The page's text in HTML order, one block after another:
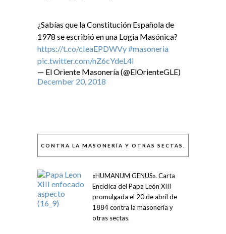
¿Sabías que la Constitución Española de
1978 se escribió en una Logia Masónica?
https://t.co/cIeaEPDWVy#masoneria
pic.twitter.com/nZ6cYdeL4I
— El Oriente Masonería (@ElOrienteGLE)
December 20, 2018
CONTRA LA MASONERÍA Y OTRAS SECTAS.
«HUMANUM GENUS». Carta
Encíclica del Papa León XIII
promulgada el 20 de abril de
1884 contra la masonería y
otras sectas.